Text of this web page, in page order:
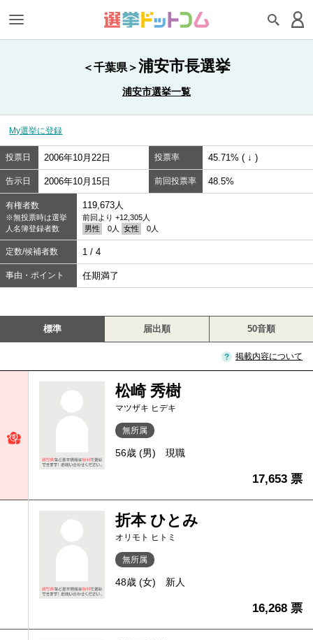
＜千葉県＞浦安市長選挙
浦安市選挙一覧
My選挙に登録
投票日 2006年10月22日 投票率 45.71% ( ↓ )
告示日 2006年10月15日 前回投票率 48.5%
有権者数
※無投票時は選挙
人名簿登録者数
119,673人
前回より +12,305人
男性
0人 女性 0人
定数/候補者数 1 / 4
事由・ポイント 任期満了
標準 届出順 50音順
掲載内容について
松崎 秀樹
マツザキ ヒデキ
無所属
56歳 (男) 現職
17,653 票
折本 ひとみ
オリモト ヒトミ
無所属
48歳 (女) 新人
16,268 票